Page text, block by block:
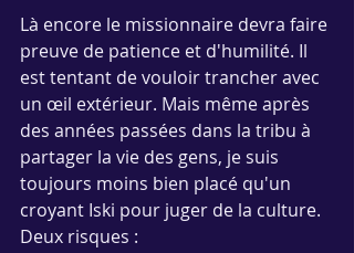
Là encore le missionnaire devra faire
preuve de patience et d'humilité. Il
est tentant de vouloir trancher avec
un œil extérieur. Mais même après
des années passées dans la tribu à
partager la vie des gens, je suis
toujours moins bien placé qu'un
croyant Iski pour juger de la culture.
Deux risques :